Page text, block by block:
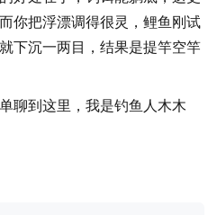
你把浮漂调得很灵，鲤鱼刚试
下沉一两目，结果是提竿空竿
聊到这里，我是钓鱼人木木